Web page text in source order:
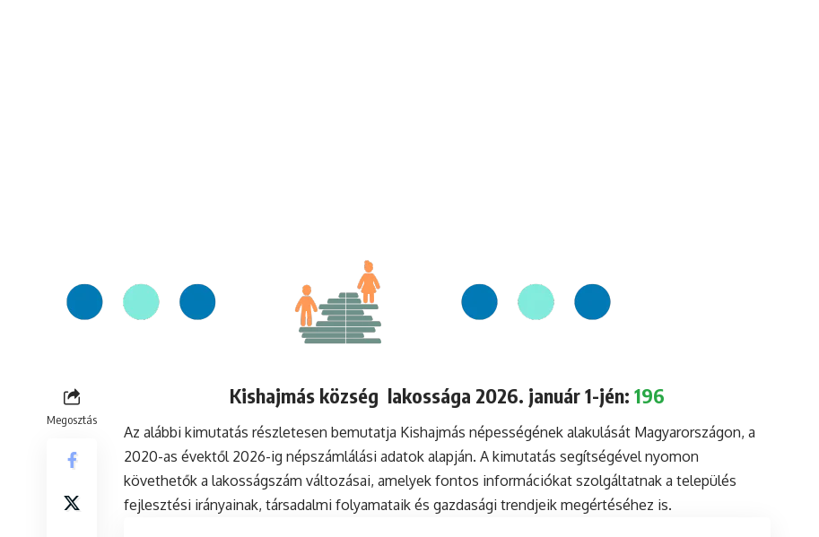
Megosztás
Kishajmás község lakossága 2026. január 1-jén: 196
Az alábbi kimutatás részletesen bemutatja Kishajmás népességének alakulását Magyarországon, a
2020-as évektől 2026-ig népszámlálási adatok alapján. A kimutatás segítségével nyomon
követhetők a lakosságszám változásai, amelyek fontos információkat szolgáltatnak a település
fejlesztési irányainak, társadalmi folyamataik és gazdasági trendjeik megértéséhez is.